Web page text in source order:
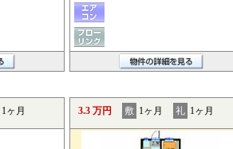
1ヶ月 3.3 万円 敷 1ヶ月 礼 1ヶ月